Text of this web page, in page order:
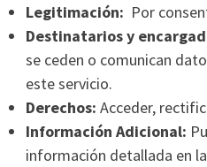
Legitimación: Por
Destinatarios y
se ceden o comunican
este servicio.
Derechos: Acceder,
Información Adicional:
información detallada en la